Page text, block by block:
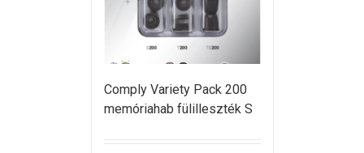
Comply Variety Pack 200
memóriahab fülilleszték S